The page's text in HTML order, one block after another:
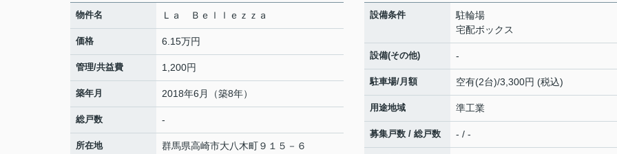
物件名 Ｌａ Ｂｅｌｌｅｚｚａ
価格 6.15万円
管理/共益費 1,200円
築年月 2018年6月（築8年）
総戸数 -
所在地 群馬県高崎市大八木町９１５－６
設備条件
駐輪場
宅配ボックス
設備(その他) -
駐車場/月額 空有(2台)/3,300円 (税込)
用途地域 準工業
募集戸数 / 総戸数 - / -